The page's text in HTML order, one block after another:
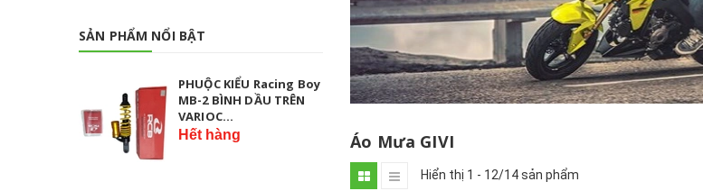
Áo Mưa GIVI
Hiển thị 1 - 12/14 sản phẩm
SẢN PHẨM NỔI BẬT
PHUỘC KIỂU Racing Boy
MB-2 BÌNH DẦU TRÊN
VARIOC...
Hết hàng